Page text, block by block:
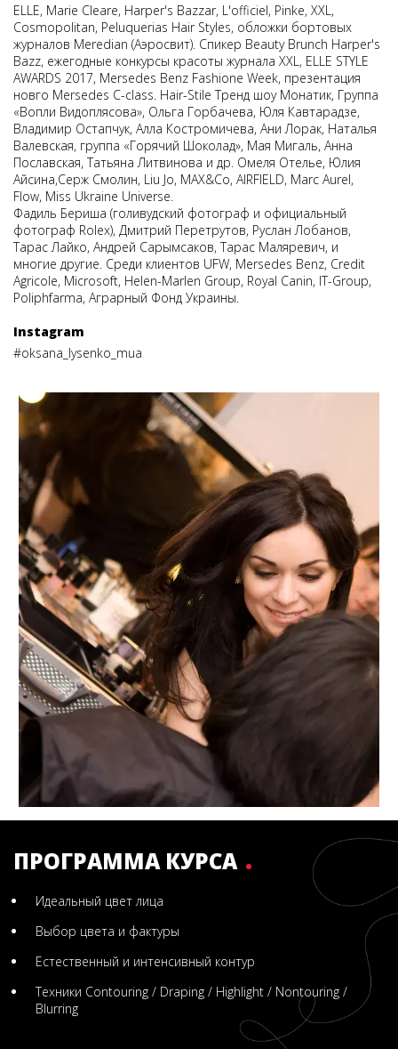
ЕLLE, Marie Cleare, Harper's Bazzar, L'officiel, Pinke, XXL,
Cosmopolitan, Peluquerias Hair Styles, обложки бортовых
журналов Meredian (Аэросвит). Спикер Beauty Brunch Harper's
Bazz, ежегодные конкурсы красоты журнала XXL, ELLE STYLE
AWARDS 2017, Mersedes Benz Fashione Week, презентация
новго Mersedes С-class. Hair-Stile Тренд шоу Монатик, Группа
«Вопли Видоплясова», Ольга Горбачева, Юля Кавтарадзе,
Владимир Остапчук, Алла Костромичева, Ани Лорак, Наталья
Валевская, группа «Горячий Шоколад», Мая Мигаль, Анна
Пославская, Татьяна Литвинова и др. Омеля Отелье, Юлия
Айсина,Серж Смолин, Liu Jo, MAX&Co, AIRFIELD, Marc Aurel,
Flow, Miss Ukraine Universe.
Фадиль Бериша (голивудский фотограф и официальный
фотограф Rolex), Дмитрий Перетрутов, Руслан Лобанов,
Тарас Лайко, Андрей Сарымсаков, Тарас Маляревич, и
многие другие. Среди клиентов UFW, Mersedes Benz, Credit
Agricole, Microsoft, Helen-Marlen Group, Royal Canin, IT-Group,
Poliphfarma, Аграрный Фонд Украины.
Instagram
#oksana_lysenko_mua
ПРОГРАММА КУРСА
Идеальный цвет лица
Выбор цвета и фактуры
Естественный и интенсивный контур
Техники Contouring / Draping / Highlight / Nontouring /
Blurring